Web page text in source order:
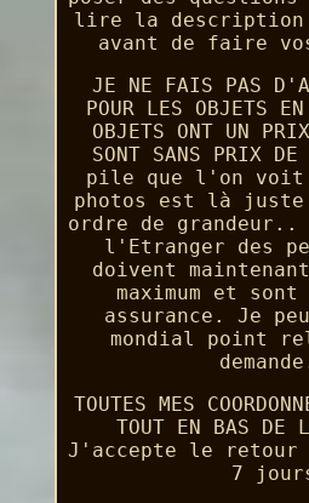
lire la description
avant de faire
JE NE FAIS PAS
POUR LES OBJETS
OBJETS ONT UN
SONT SANS PRIX
pile que l'on voit
photos est là juste
ordre de grandeur..
l'Etranger des
doivent
maximum et
assurance. Je
mondial point
TOUTES MES
TOUT EN BAS DE
J'accepte le retour
7